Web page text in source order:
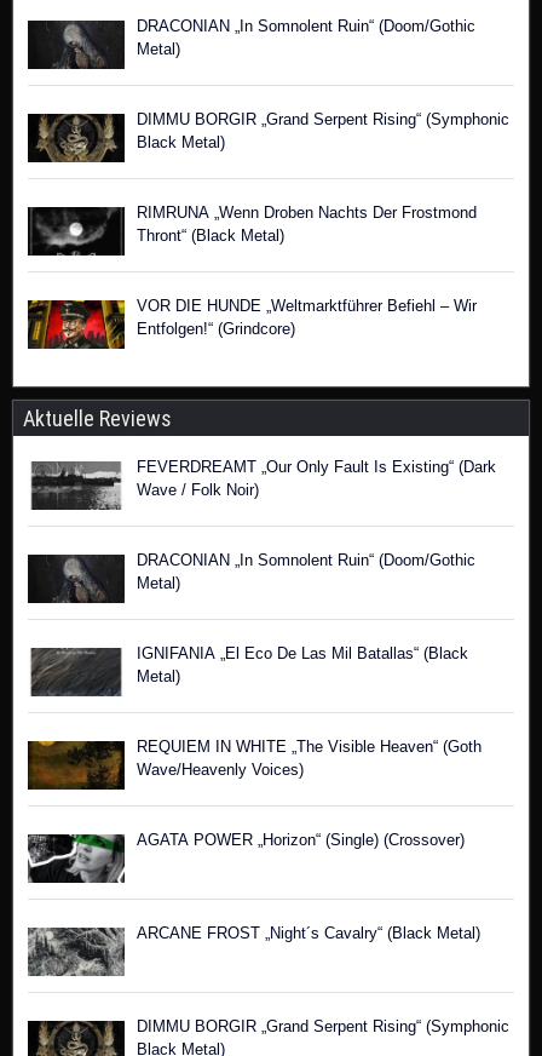
DRACONIAN „In Somnolent Ruin“ (Doom/Gothic
Metal)
DIMMU BORGIR „Grand Serpent Rising“ (Symphonic
Black Metal)
RIMRUNA „Wenn Droben Nachts Der Frostmond
Thront“ (Black Metal)
VOR DIE HUNDE „Weltmarktführer Befiehl – Wir
Entfolgen!“ (Grindcore)
Aktuelle Reviews
FEVERDREAMT „Our Only Fault Is Existing“ (Dark
Wave / Folk Noir)
DRACONIAN „In Somnolent Ruin“ (Doom/Gothic
Metal)
IGNIFANIA „El Eco De Las Mil Batallas“ (Black
Metal)
REQUIEM IN WHITE „The Visible Heaven“ (Goth
Wave/Heavenly Voices)
AGATA POWER „Horizon“ (Single) (Crossover)
ARCANE FROST „Night´s Cavalry“ (Black Metal)
DIMMU BORGIR „Grand Serpent Rising“ (Symphonic
Black Metal)